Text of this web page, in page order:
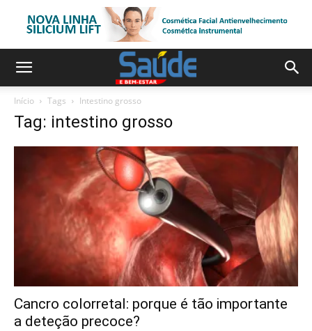
Início Tags Intestino grosso
Tag: intestino grosso
Cancro colorretal: porque é tão importante
a deteção precoce?